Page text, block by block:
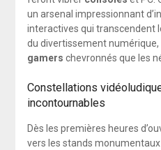
un arsenal impressionnant
interactives qui transcendent
du divertissement
gamers chevronnés que les
Constellations
incontournables
Dès les premières heures
vers les stands